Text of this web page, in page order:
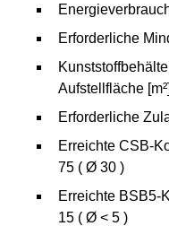
Erforderliche
Aufstellfläche
Erforderliche
Erreichte CSB-
75 ( Ø 30 )
Erreichte BSB5-
15 ( Ø < 5 )